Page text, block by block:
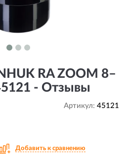
RA ZOOM 8–
- Отзывы
Артикул: 45121
Добавить к сравнению